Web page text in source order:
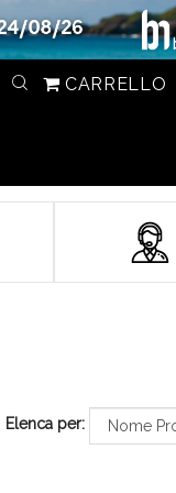
CARRELLO
Elenca per: